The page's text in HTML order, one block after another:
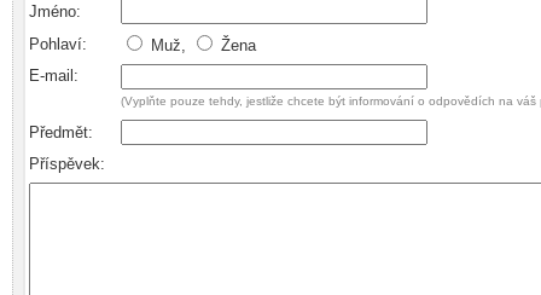
Jméno:
Pohlaví:
Muž,
Žena
E-mail:
(Vyplňte pouze tehdy, jestliže chcete být informování o odpovědích na váš
Předmět:
Příspěvek: